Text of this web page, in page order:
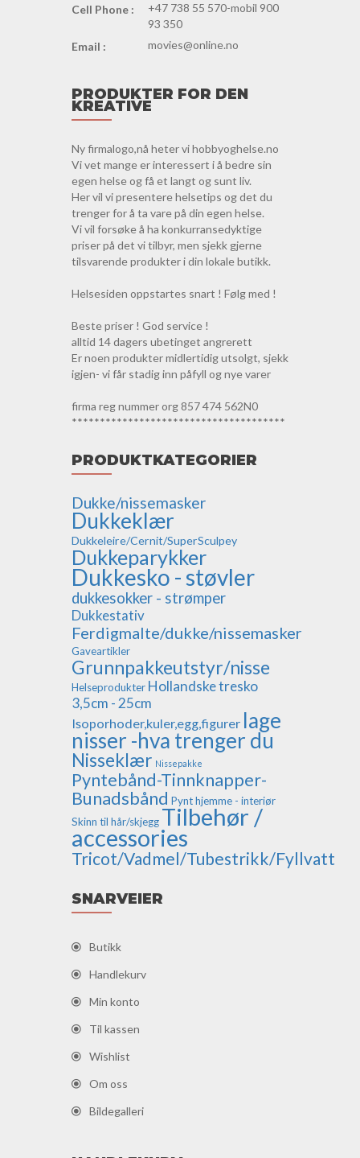
Cell Phone :
+47 738 55 570-mobil 900
93 350
Email :
movies@online.no
PRODUKTER FOR DEN
KREATIVE
Ny firmalogo,nå heter vi hobbyoghelse.no
Vi vet mange er interessert i å bedre sin
egen helse og få et langt og sunt liv.
Her vil vi presentere helsetips og det du
trenger for å ta vare på din egen helse.
Vi vil forsøke å ha konkurransedyktige
priser på det vi tilbyr, men sjekk gjerne
tilsvarende produkter i din lokale butikk.
Helsesiden oppstartes snart ! Følg med !
Beste priser ! God service !
alltid 14 dagers ubetinget angrerett
Er noen produkter midlertidig utsolgt, sjekk
igjen- vi får stadig inn påfyll og nye varer
firma reg nummer org 857 474 562N0
**************************************
PRODUKTKATEGORIER
Dukke/nissemasker
Dukkeklær
Dukkeleire/Cernit/SuperSculpey
Dukkeparykker
Dukkesko - støvler
dukkesokker - strømper
Dukkestativ
Ferdigmalte/dukke/nissemasker
Gaveartikler
Grunnpakkeutstyr/nisse
Helseprodukter Hollandske tresko
3,5cm - 25cm
Isoporhoder,kuler,egg,figurer lage
nisser -hva trenger du
Nisseklær Nissepakke
Pyntebånd-Tinnknapper-
Bunadsbånd Pynt hjemme - interiør
Skinn til hår/skjegg Tilbehør /
accessories
Tricot/Vadmel/Tubestrikk/Fyllvatt
SNARVEIER
Butikk
Handlekurv
Min konto
Til kassen
Wishlist
Om oss
Bildegalleri